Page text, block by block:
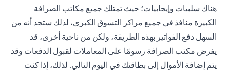
هناك سلبيات وإيجابيات؛ حيث تمتلك جميع مكاتب الصرافة
الكبيرة منافذ في جميع مراكز التسوق الكبرى، لذلك ستجد أنه من
السهل دفع الفواتير بهذه الطريقة، ولكن من ناحية أخرى، قد
يفرض مكتب الصرافة رسومًا على المعاملات لقبول الدفعات وقد
يتم إضافة الأموال إلى بطاقتك في اليوم التالي. لذلك، إذا كنت